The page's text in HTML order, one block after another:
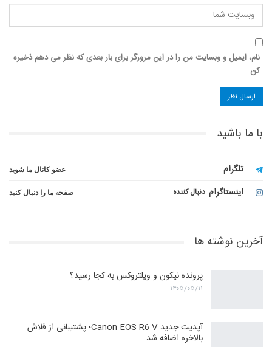
نام، ایمیل و وبسایت من را در این مرورگر برای بار بعدی که نظر می دهم ذخیره
کن
با ما باشید
تلگرام عضو کانال ما شوید
اینستاگرام دنبال کننده صفحه ما را دنبال کنید
آخرین نوشته ها
پرونده نیکون و ویلتروکس به کجا رسید؟
۱۴۰۵/۰۵/۱۱
آپدیت جدید Canon EOS R6 V؛ پشتیبانی از فلاش
بالاخره اضافه شد